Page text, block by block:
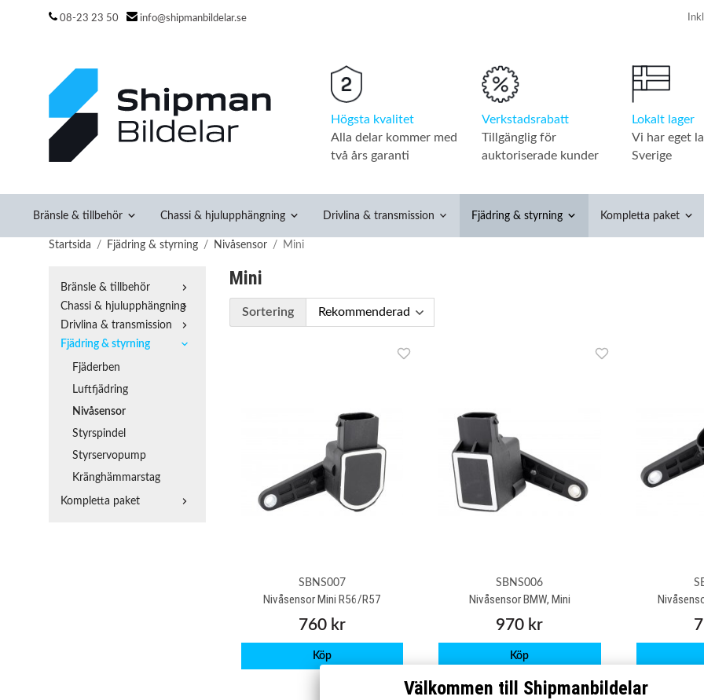
08-23 23 50 info@shipmanbildelar.se
Högsta kvalitet
Alla delar kommer med
två års garanti
Verkstadsrabatt
Tillgänglig för
auktoriserade kunder
Lokalt lager
Vi har eget
Sverige
Bränsle & tillbehör Chassi & hjulupphängning Drivlina & transmission Fjädring & styrning Kompletta paket
Startsida / Fjädring & styrning / Nivåsensor / Mini
Bränsle & tillbehör
Chassi & hjulupphängning
Drivlina & transmission
Fjädring & styrning
Fjäderben
Luftfjädring
Nivåsensor
Styrspindel
Styrservopump
Kränghämmarstag
Kompletta paket
Mini
Sortering
SBNS007
Nivåsensor Mini R56/R57
760 kr
Köp
SBNS006
Nivåsensor BMW, Mini
970 kr
Köp
Välkommen till Shipmanbildelar